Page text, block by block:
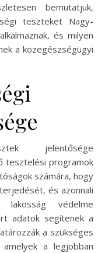
bemutatjuk,
teszteket Nagy-
és milyen
a közegészségügyi
jelentősége
tesztelési programok
számára, hogy
és azonnali
lakosság védelme
adatok segítenek a
a szükséges
a legjobban